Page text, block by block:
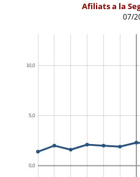
Afiliats a la
07/